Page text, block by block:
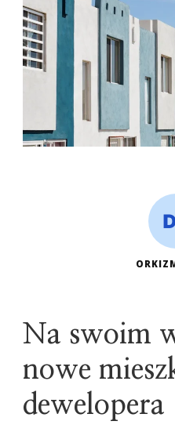
Na swoim
nowe
dewelopera